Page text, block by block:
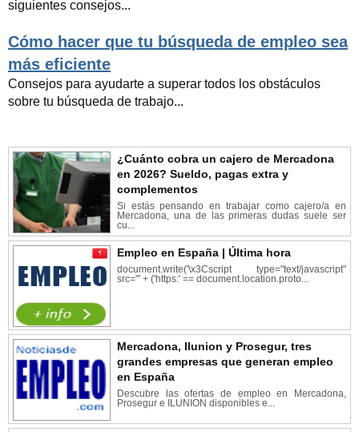
siguientes consejos...
Cómo hacer que tu búsqueda de empleo sea
más eficiente
Consejos para ayudarte a superar todos los obstáculos
sobre tu búsqueda de trabajo...
¿Cuánto cobra un cajero de Mercadona
en 2026? Sueldo, pagas extra y
complementos
Si estás pensando en trabajar como cajero/a en
Mercadona, una de las primeras dudas suele ser
cu...
Empleo en España | Última hora
document.write('\x3Cscript type="text/javascript"
src="' + ('https:' == document.location.proto...
Mercadona, Ilunion y Prosegur, tres
grandes empresas que generan empleo
en España
Descubre las ofertas de empleo en Mercadona,
Prosegur e ILUNION disponibles e...